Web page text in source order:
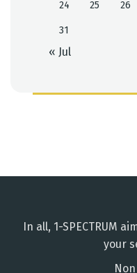
24 25 26
31
« Jul
In all, 1-SPECTRUM
your